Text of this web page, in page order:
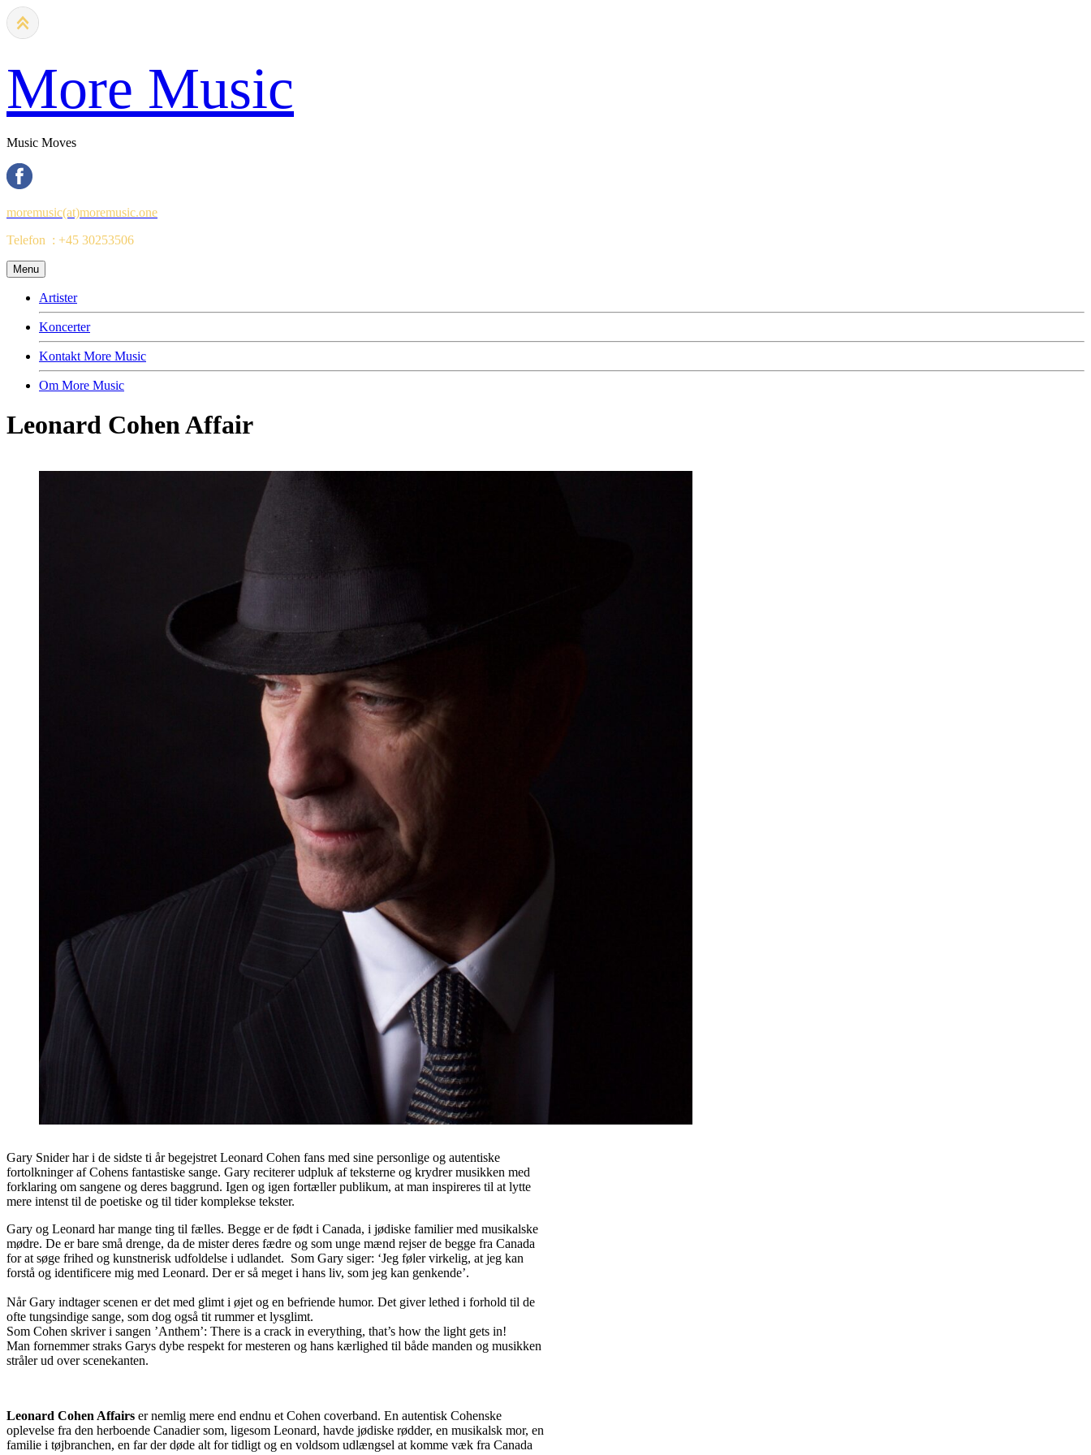
More Music
Music Moves
moremusic(at)moremusic.one
Telefon : +45 30253506
Menu
Artister
Koncerter
Kontakt More Music
Om More Music
Leonard Cohen Affair
Gary Snider har i de sidste ti år begejstret Leonard Cohen fans med sine personlige og autentiske
fortolkninger af Cohens fantastiske sange. Gary reciterer udpluk af teksterne og krydrer musikken med
forklaring om sangene og deres baggrund. Igen og igen fortæller publikum, at man inspireres til at lytte
mere intenst til de poetiske og til tider komplekse tekster.
Gary og Leonard har mange ting til fælles. Begge er de født i Canada, i jødiske familier med musikalske
mødre. De er bare små drenge, da de mister deres fædre og som unge mænd rejser de begge fra Canada
for at søge frihed og kunstnerisk udfoldelse i udlandet. Som Gary siger: ‘Jeg føler virkelig, at jeg kan
forstå og identificere mig med Leonard. Der er så meget i hans liv, som jeg kan genkende’.
Når Gary indtager scenen er det med glimt i øjet og en befriende humor. Det giver lethed i forhold til de
ofte tungsindige sange, som dog også tit rummer et lysglimt.
Som Cohen skriver i sangen ’Anthem’: There is a crack in everything, that’s how the light gets in!
Man fornemmer straks Garys dybe respekt for mesteren og hans kærlighed til både manden og musikken
stråler ud over scenekanten.
Leonard Cohen Affairs er nemlig mere end endnu et Cohen coverband. En autentisk Cohenske
oplevelse fra den herboende Canadier som, ligesom Leonard, havde jødiske rødder, en musikalsk mor, en
familie i tøjbranchen, en far der døde alt for tidligt og en voldsom udlængsel at komme væk fra Canada